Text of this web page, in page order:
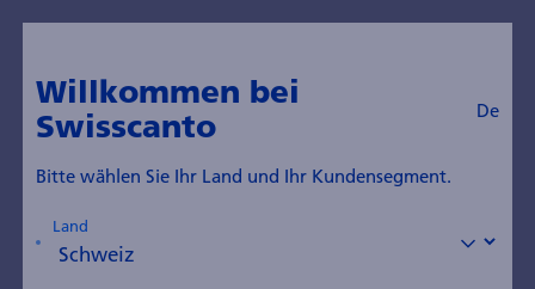
Insights Blog
Alle Themen
Willkommen bei
Swisscanto
De
Bitte wählen Sie Ihr Land und Ihr Kundensegment.
Land